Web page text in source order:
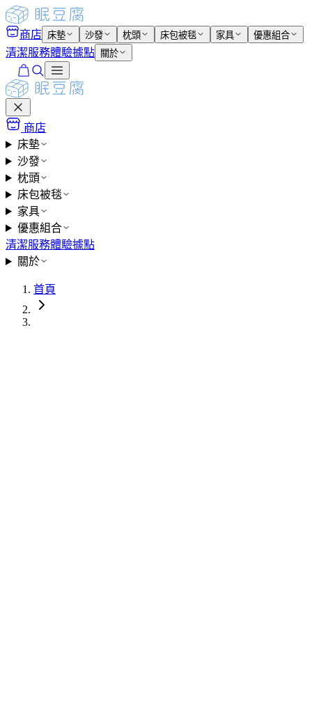
商店 床墊 沙發 枕頭 床包被毯 家具 優惠組合
清潔服務體驗據點 關於
商店
床墊
沙發
枕頭
床包被毯
家具
優惠組合
清潔服務體驗據點
關於
首頁